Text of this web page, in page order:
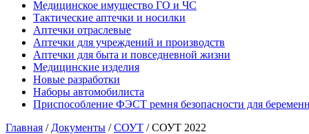
Медицинское имущество ГО и ЧС
Тактические аптечки и носилки
Аптечки отраслевые
Аптечки для учреждений и производств
Аптечки для быта и повседневной жизни
Медицинские изделия
Новые разработки
Наборы автомобилиста
Приспособление ФЭСТ ремня безопасности для
Главная / Документы / СОУТ / СОУТ 2022